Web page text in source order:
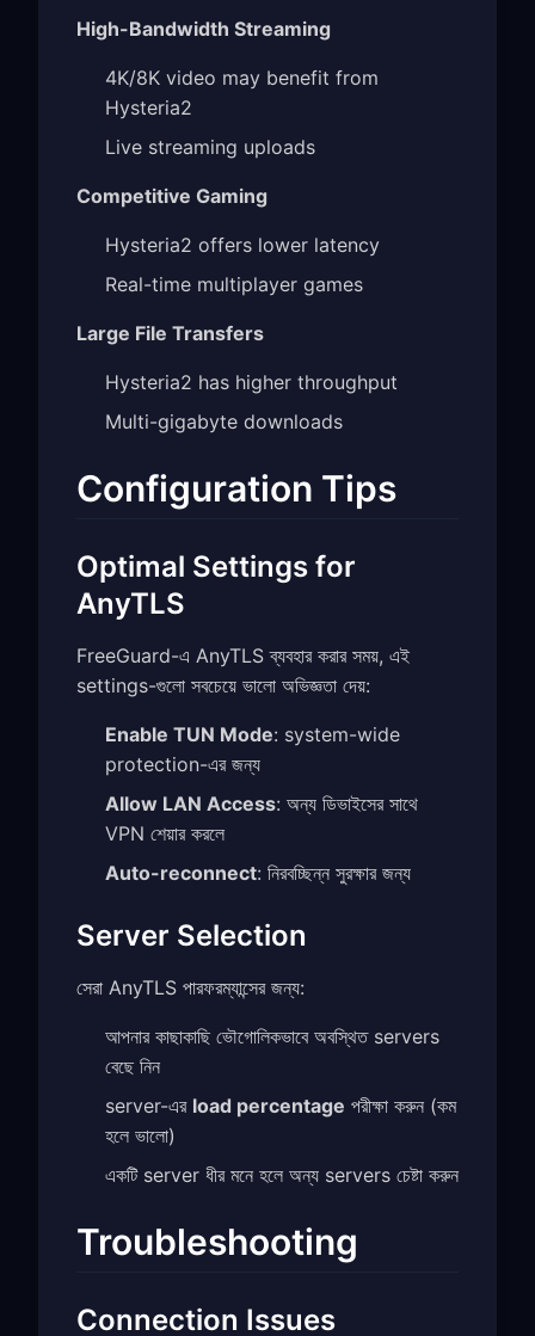
High-Bandwidth Streaming
4K/8K video may benefit from
Hysteria2
Live streaming uploads
Competitive Gaming
Hysteria2 offers lower latency
Real-time multiplayer games
Large File Transfers
Hysteria2 has higher throughput
Multi-gigabyte downloads
Configuration Tips
Optimal Settings for
AnyTLS
FreeGuard-এ AnyTLS ব্যবহার করার সময়, এই
settings-গুলো সবচেয়ে ভালো অভিজ্ঞতা দেয়:
Enable TUN Mode: system-wide
protection-এর জন্য
Allow LAN Access: অন্য ডিভাইসের সাথে
VPN শেয়ার করলে
Auto-reconnect: নিরবচ্ছিন্ন সুরক্ষার জন্য
Server Selection
সেরা AnyTLS পারফরম্যান্সের জন্য:
আপনার কাছাকাছি ভৌগোলিকভাবে অবস্থিত servers
বেছে নিন
server-এর load percentage পরীক্ষা করুন (কম
হলে ভালো)
একটি server ধীর মনে হলে অন্য servers চেষ্টা করুন
Troubleshooting
Connection Issues